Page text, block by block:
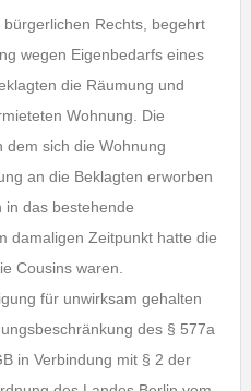
Rechts, begehrt
wegen Eigenbedarfs eines
die Räumung und
Wohnung. Die
dem sich die Wohnung
an die Beklagten erworben
in das bestehende
damaligen Zeitpunkt hatte die
Cousins waren.
für unwirksam gehalten
des § 577a
in Verbindung mit § 2 der